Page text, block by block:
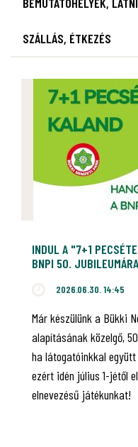
SZÁLLÁS, ÉTKEZÉS
INDUL A "7+1
BNPI 50.
2026.06.30. 14:45
Már készülünk a Bükki
alapításának közelgő,
ha látogatóinkkal
ezért idén július 1-jétől
elnevezésű játékunkat!